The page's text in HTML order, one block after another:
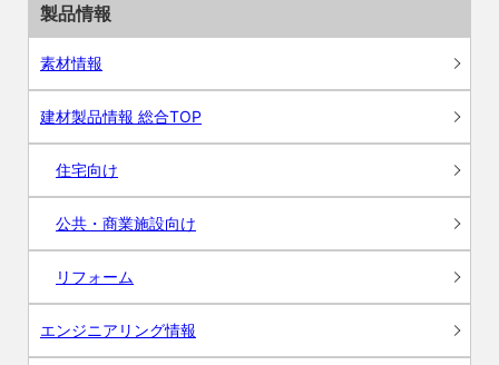
製品情報
素材情報
建材製品情報 総合TOP
住宅向け
公共・商業施設向け
リフォーム
エンジニアリング情報